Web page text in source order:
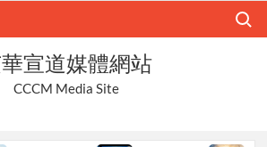
宣道媒體網站
CCCM Media Site